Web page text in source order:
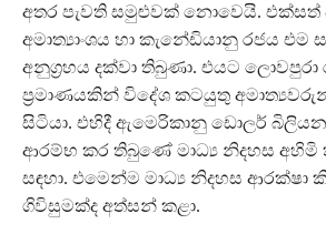
අතර පැවති සමුළුවක් නොවෙයි. එක්සත්
අමාත්‍යාංශය හා කැනේඩියානු රජය එම
අනුග්‍රහය දක්වා තිබුණා. එයට ලොවපුරා
ප්‍රමාණයකින් විදේශ කටයුතු
සිටියා. එහිදී ඇමෙරිකානු ඩොලර්
ආරම්භ කර තිබුණේ මාධ්‍ය නිදහස අහිමි
සඳහා. එමෙන්ම මාධ්‍ය නිදහස ආරක්ෂා
ගිවිසුමක්ද අත්සන් කළා.